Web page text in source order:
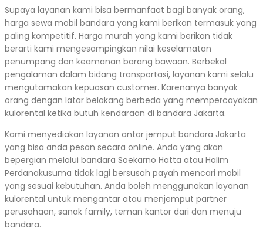
Supaya layanan kami bisa bermanfaat bagi banyak orang,
harga sewa mobil bandara yang kami berikan termasuk yang
paling kompetitif. Harga murah yang kami berikan tidak
berarti kami mengesampingkan nilai keselamatan
penumpang dan keamanan barang bawaan. Berbekal
pengalaman dalam bidang transportasi, layanan kami selalu
mengutamakan kepuasan customer. Karenanya banyak
orang dengan latar belakang berbeda yang mempercayakan
kulorental ketika butuh kendaraan di bandara Jakarta.
Kami menyediakan layanan antar jemput bandara Jakarta
yang bisa anda pesan secara online. Anda yang akan
bepergian melalui bandara Soekarno Hatta atau Halim
Perdanakusuma tidak lagi bersusah payah mencari mobil
yang sesuai kebutuhan. Anda boleh menggunakan layanan
kulorental untuk mengantar atau menjemput partner
perusahaan, sanak family, teman kantor dari dan menuju
bandara.